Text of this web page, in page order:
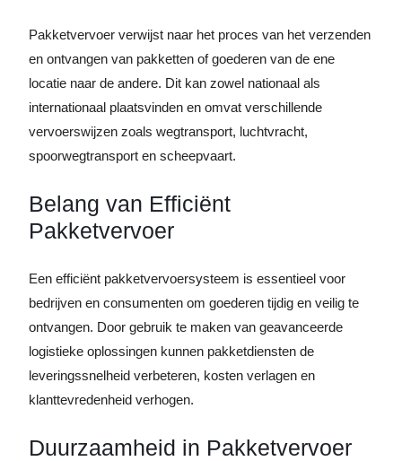
Pakketvervoer verwijst naar het proces van het verzenden
en ontvangen van pakketten of goederen van de ene
locatie naar de andere. Dit kan zowel nationaal als
internationaal plaatsvinden en omvat verschillende
vervoerswijzen zoals wegtransport, luchtvracht,
spoorwegtransport en scheepvaart.
Belang van Efficiënt
Pakketvervoer
Een efficiënt pakketvervoersysteem is essentieel voor
bedrijven en consumenten om goederen tijdig en veilig te
ontvangen. Door gebruik te maken van geavanceerde
logistieke oplossingen kunnen pakketdiensten de
leveringssnelheid verbeteren, kosten verlagen en
klanttevredenheid verhogen.
Duurzaamheid in Pakketvervoer